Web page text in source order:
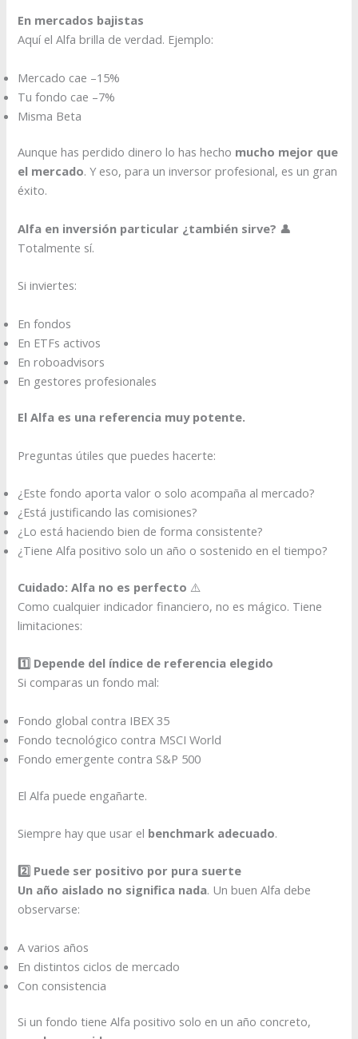
En mercados bajistas
Aquí el Alfa brilla de verdad. Ejemplo:
Mercado cae –15%
Tu fondo cae –7%
Misma Beta
Aunque has perdido dinero lo has hecho mucho mejor que
el mercado. Y eso, para un inversor profesional, es un gran
éxito.
Alfa en inversión particular ¿también sirve? 👤
Totalmente sí.
Si inviertes:
En fondos
En ETFs activos
En roboadvisors
En gestores profesionales
El Alfa es una referencia muy potente.
Preguntas útiles que puedes hacerte:
¿Este fondo aporta valor o solo acompaña al mercado?
¿Está justificando las comisiones?
¿Lo está haciendo bien de forma consistente?
¿Tiene Alfa positivo solo un año o sostenido en el tiempo?
Cuidado: Alfa no es perfecto ⚠️
Como cualquier indicador financiero, no es mágico. Tiene
limitaciones:
1️⃣ Depende del índice de referencia elegido
Si comparas un fondo mal:
Fondo global contra IBEX 35
Fondo tecnológico contra MSCI World
Fondo emergente contra S&P 500
El Alfa puede engañarte.
Siempre hay que usar el benchmark adecuado.
2️⃣ Puede ser positivo por pura suerte
Un año aislado no significa nada. Un buen Alfa debe
observarse:
A varios años
En distintos ciclos de mercado
Con consistencia
Si un fondo tiene Alfa positivo solo en un año concreto,